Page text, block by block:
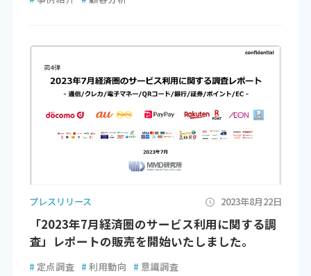
プレスリリース 2023年8月22日
「2023年7月経済圏のサービス利用に関する調
査」レポートの販売を開始いたしました。
# 定点調査 # 利用動向 # 意識調査